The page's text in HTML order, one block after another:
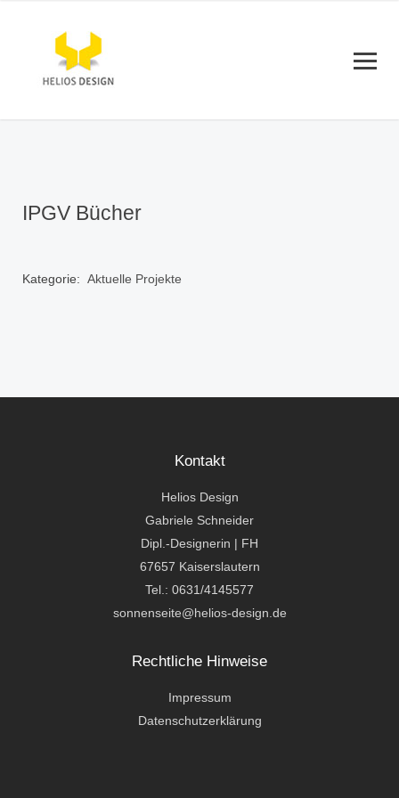
IPGV Bücher
Kategorie: Aktuelle Projekte
Kontakt
Helios Design
Gabriele Schneider
Dipl.-Designerin | FH
67657 Kaiserslautern
Tel.: 0631/4145577
sonnenseite@helios-design.de
Rechtliche Hinweise
Impressum
Datenschutzerklärung